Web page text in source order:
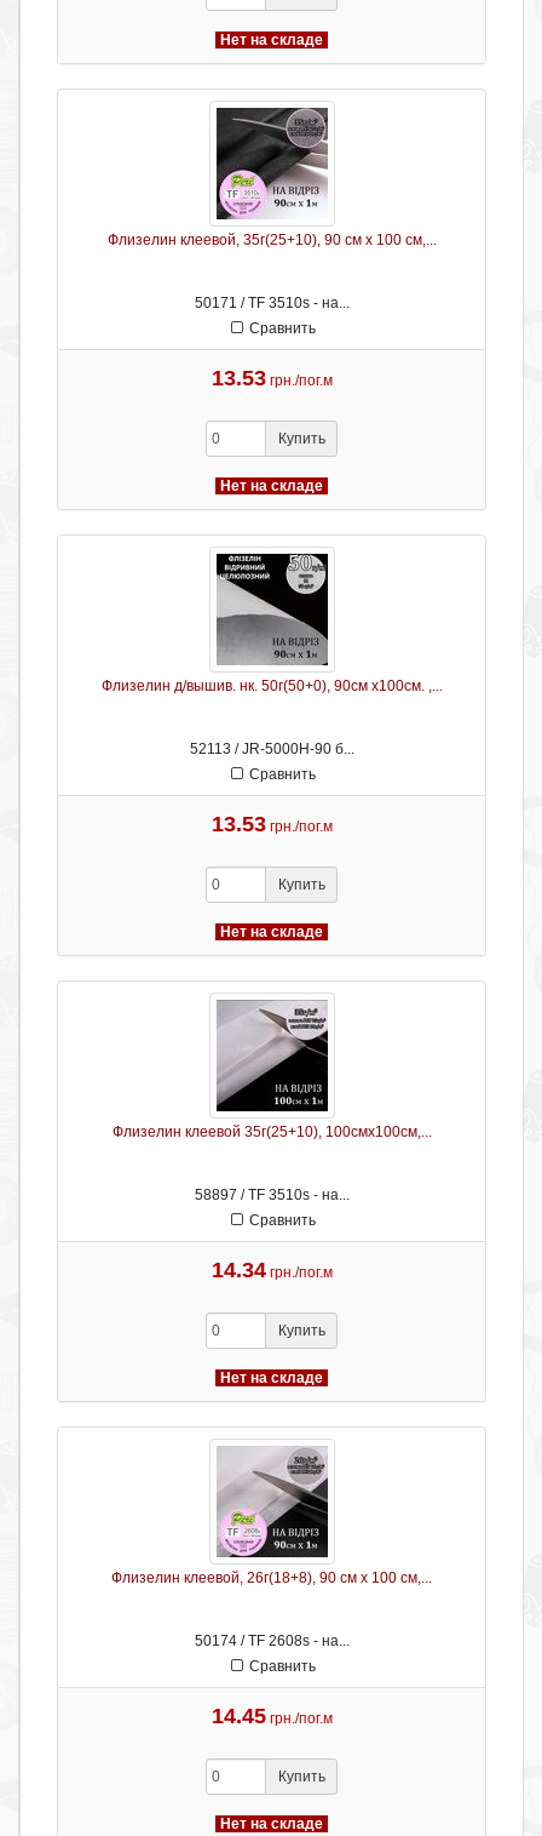
Нет на складе
Флизелин клеевой, 35г(25+10), 90 см х 100 см,...
50171 / TF 3510s - на...
Сравнить
13.53 грн./пог.м
Купить
Нет на складе
Флизелин д/вышив. нк. 50г(50+0), 90см х100см. ,...
52113 / JR-5000H-90 б...
Сравнить
13.53 грн./пог.м
Купить
Нет на складе
Флизелин клеевой 35г(25+10), 100смх100см,...
58897 / TF 3510s - на...
Сравнить
14.34 грн./пог.м
Купить
Нет на складе
Флизелин клеевой, 26г(18+8), 90 см х 100 см,...
50174 / TF 2608s - на...
Сравнить
14.45 грн./пог.м
Купить
Нет на складе